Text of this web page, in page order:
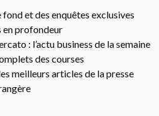
et des enquêtes exclusives
en profondeur
: l’actu business de la semaine
des courses
meilleurs articles de la presse